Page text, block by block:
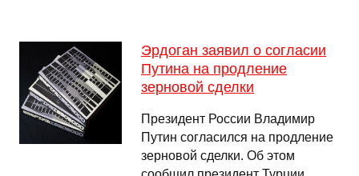
Эрдоган заявил о согласии
Путина на продление
зерновой сделки
Президент России Владимир
Путин согласился на продление
зерновой сделки. Об этом